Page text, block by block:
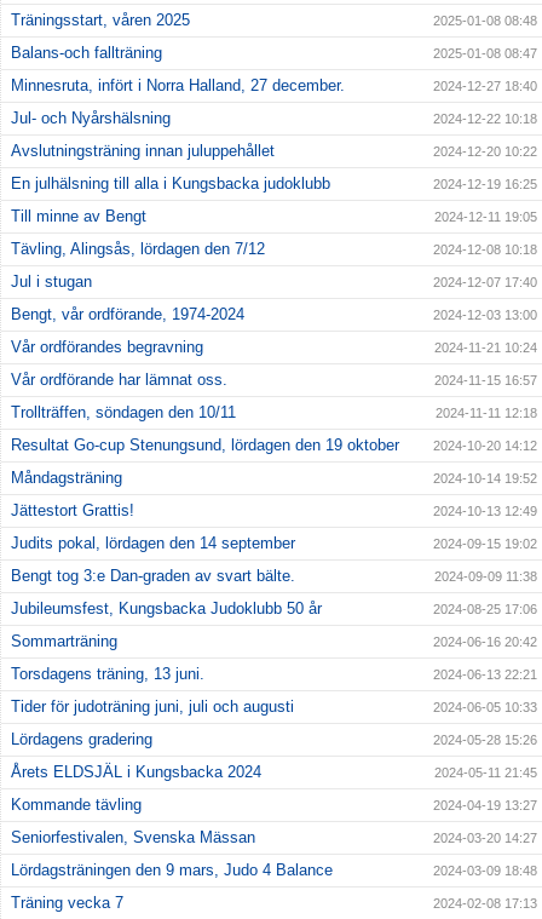
Träningsstart, våren 2025 2025-01-08 08:48
Balans-och fallträning 2025-01-08 08:47
Minnesruta, infört i Norra Halland, 27 december. 2024-12-27 18:40
Jul- och Nyårshälsning 2024-12-22 10:18
Avslutningsträning innan juluppehållet 2024-12-20 10:22
En julhälsning till alla i Kungsbacka judoklubb 2024-12-19 16:25
Till minne av Bengt 2024-12-11 19:05
Tävling, Alingsås, lördagen den 7/12 2024-12-08 10:18
Jul i stugan 2024-12-07 17:40
Bengt, vår ordförande, 1974-2024 2024-12-03 13:00
Vår ordförandes begravning 2024-11-21 10:24
Vår ordförande har lämnat oss. 2024-11-15 16:57
Trollträffen, söndagen den 10/11 2024-11-11 12:18
Resultat Go-cup Stenungsund, lördagen den 19 oktober 2024-10-20 14:12
Måndagsträning 2024-10-14 19:52
Jättestort Grattis! 2024-10-13 12:49
Judits pokal, lördagen den 14 september 2024-09-15 19:02
Bengt tog 3:e Dan-graden av svart bälte. 2024-09-09 11:38
Jubileumsfest, Kungsbacka Judoklubb 50 år 2024-08-25 17:06
Sommarträning 2024-06-16 20:42
Torsdagens träning, 13 juni. 2024-06-13 22:21
Tider för judoträning juni, juli och augusti 2024-06-05 10:33
Lördagens gradering 2024-05-28 15:26
Årets ELDSJÄL i Kungsbacka 2024 2024-05-11 21:45
Kommande tävling 2024-04-19 13:27
Seniorfestivalen, Svenska Mässan 2024-03-20 14:27
Lördagsträningen den 9 mars, Judo 4 Balance 2024-03-09 18:48
Träning vecka 7 2024-02-08 17:13